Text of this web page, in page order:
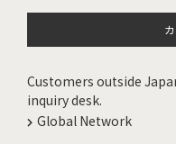
Customers outside
inquiry desk.
Global Network